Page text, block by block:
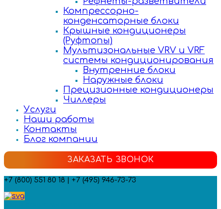
Компрессорно-
конденсаторные блоки
Крышные кондиционеры
(Руфтопы)
Мультизональные VRV и VRF
системы кондиционирования
Внутренние блоки
Наружные блоки
Прецизионные кондиционеры
Чиллеры
Услуги
Наши работы
Контакты
Блог компании
ЗАКАЗАТЬ ЗВОНОК
+7 (800) 551 80 18 | +7 (495) 946-73-73